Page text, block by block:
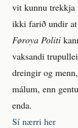
vit kunnu trekkja
ikki farið undir at
Føroya Politi
vaksandi
dreingir og
málum, enn
enda.
Sí nærri her